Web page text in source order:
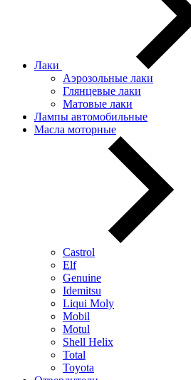
Лаки
Аэрозольные лаки
Глянцевые лаки
Матовые лаки
Лампы автомобильные
Масла моторные
Castrol
Elf
Genuine
Idemitsu
Liqui Moly
Mobil
Motul
Shell Helix
Total
Toyota